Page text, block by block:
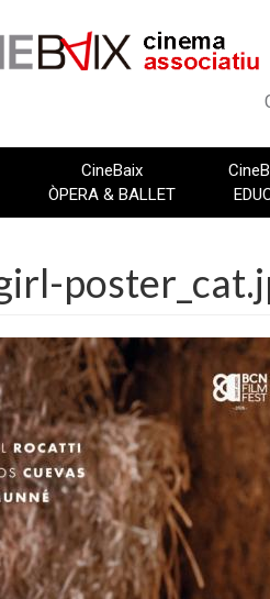
CineBaix
ÒPERA & BALLET